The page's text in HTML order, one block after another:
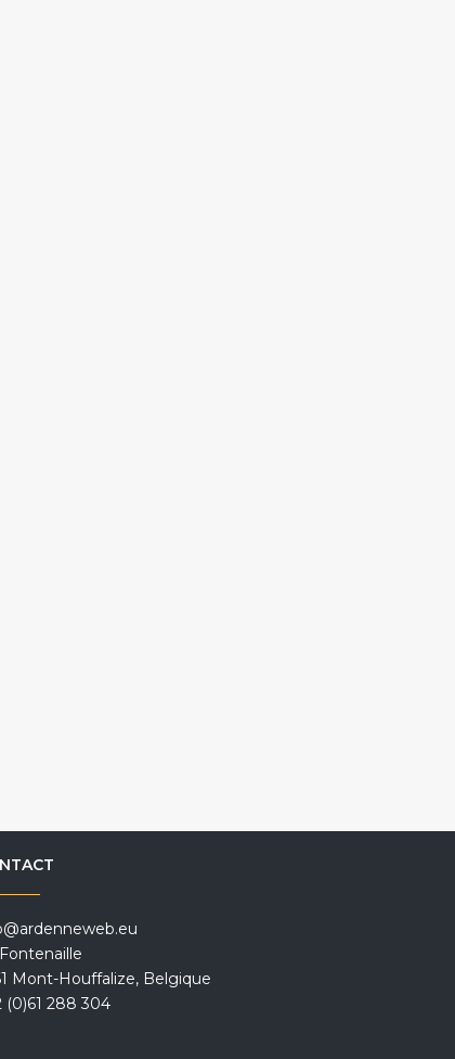
Mont-Houffalize, Belgique
(0)61 288 304